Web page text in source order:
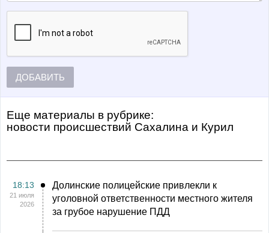
ДОБАВИТЬ
Еще материалы в рубрике:
Новости происшествий Сахалина и Курил
18:13
21 июля
2026
Долинские полицейские привлекли к
уголовной ответственности местного жителя
за грубое нарушение ПДД